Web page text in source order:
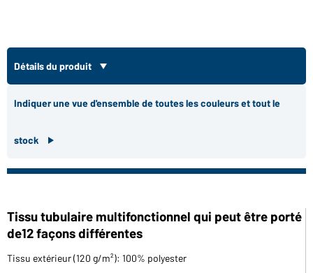
Détails du produit
Indiquer une vue d'ensemble de toutes les couleurs et tout le
stock
Tissu tubulaire multifonctionnel qui peut être porté
de12 façons différentes
Tissu extérieur (120 g/m²): 100% polyester